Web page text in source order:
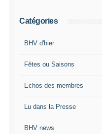
Catégories
BHV d'hier
Fêtes ou Saisons
Echos des membres
Lu dans la Presse
BHV news